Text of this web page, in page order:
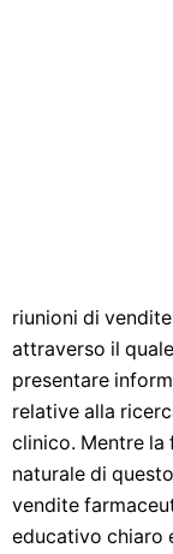
riunioni di
attraverso il
presentare
relative alla
clinico. Mentre
naturale di
vendite
educativo chiaro